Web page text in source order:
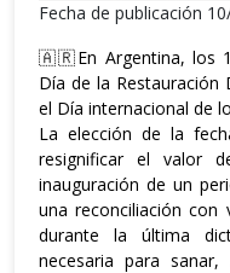
Fecha de publicación
🇦🇷En Argentina, los
Día de la
el Día internacional de
La elección de la
resignificar el valor
inauguración de un
una reconciliación con
durante la última
necesaria para